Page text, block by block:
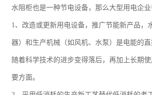
水阻柜也是一种节电设备，那么大型用电企业
1、改造或更新用电设备，推广节能新产品
器）和生产机械（如风机、水泵）是电能的
随着科学技术的进步变得落后，再加上长期
要方面。